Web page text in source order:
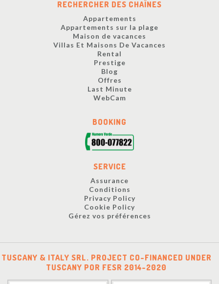
RECHERCHER DES CHAÎNES
Appartements
Appartements sur la plage
Maison de vacances
Villas Et Maisons De Vacances
Rental
Prestige
Blog
Offres
Last Minute
WebCam
BOOKING
SERVICE
Assurance
Conditions
Privacy Policy
Cookie Policy
Gérez vos préférences
TUSCANY & ITALY SRL. PROJECT CO-FINANCED UNDER
TUSCANY POR FESR 2014-2020